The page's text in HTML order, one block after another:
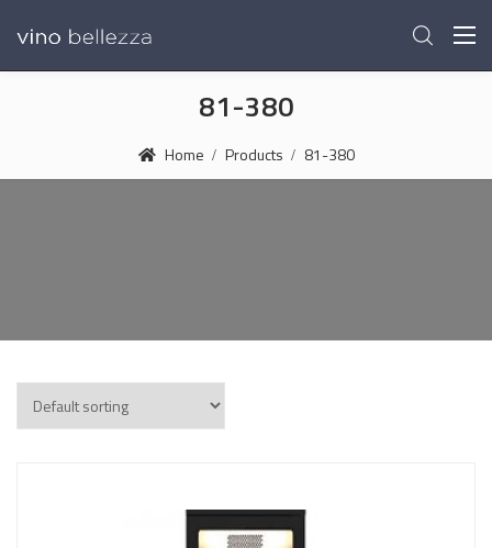
81-380
Home Products 81-380